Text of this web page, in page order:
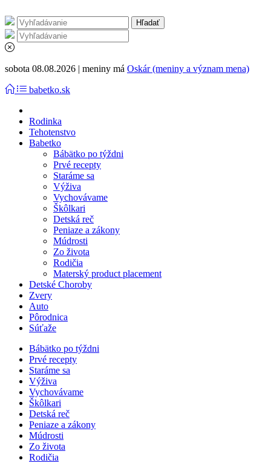
sobota 08.08.2026 | meniny má Oskár (meniny a význam mena)
babetko.sk
Rodinka
Tehotenstvo
Babetko
Bábätko po týždni
Prvé recepty
Staráme sa
Výživa
Vychovávame
Škôlkari
Detská reč
Peniaze a zákony
Múdrosti
Zo života
Rodičia
Materský product placement
Detské Choroby
Zvery
Auto
Pôrodnica
Súťaže
Bábätko po týždni
Prvé recepty
Staráme sa
Výživa
Vychovávame
Škôlkari
Detská reč
Peniaze a zákony
Múdrosti
Zo života
Rodičia